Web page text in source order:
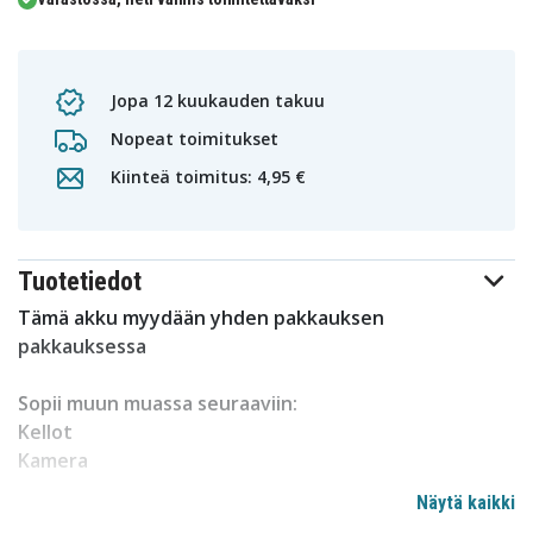
Jopa 12 kuukauden takuu
Nopeat toimitukset
Kiinteä toimitus: 4,95 €
Tuotetiedot
Tämä akku myydään yhden pakkauksen
pakkauksessa
Sopii muun muassa seuraaviin:
Kellot
Kamera
Näytä kaikki